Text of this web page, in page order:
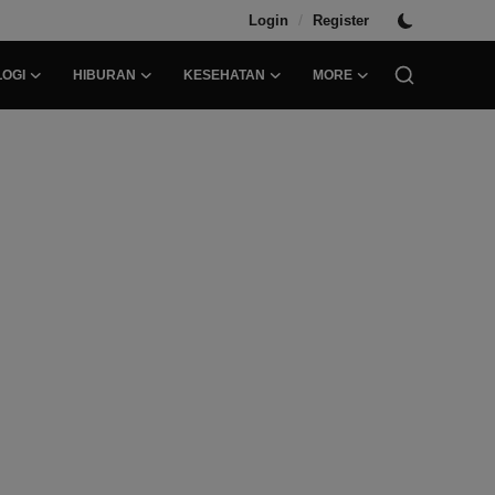
Login / Register
HIBURAN KESEHATAN MORE